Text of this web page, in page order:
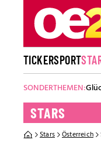
TICKERSPORT
SONDERTHEMEN:
STARS
Stars Österreich